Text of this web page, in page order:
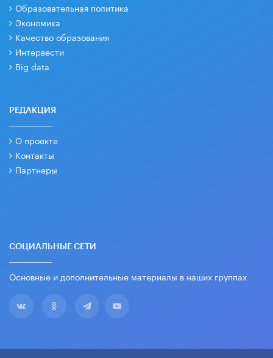
Образовательная политика
Экономика
Качество образования
Интервести
Big data
РЕДАКЦИЯ
О проекте
Контакты
Партнеры
СОЦИАЛЬНЫЕ СЕТИ
Основные и дополнительные материалы в наших группах